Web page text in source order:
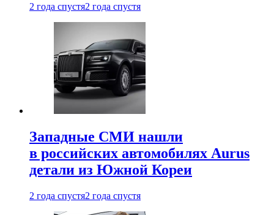
2 года спустя2 года спустя
Западные СМИ нашли
в российских автомобилях Aurus
детали из Южной Кореи
2 года спустя2 года спустя